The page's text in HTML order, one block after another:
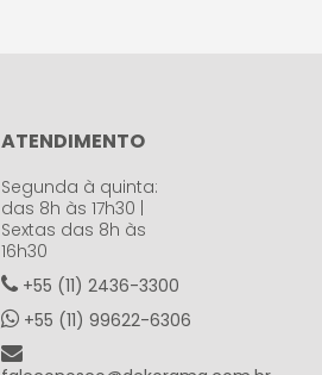
ATENDIMENTO
Segunda à quinta:
das 8h às 17h30 |
Sextas das 8h às
16h30
+55 (11) 2436-3300
+55 (11) 99622-6306